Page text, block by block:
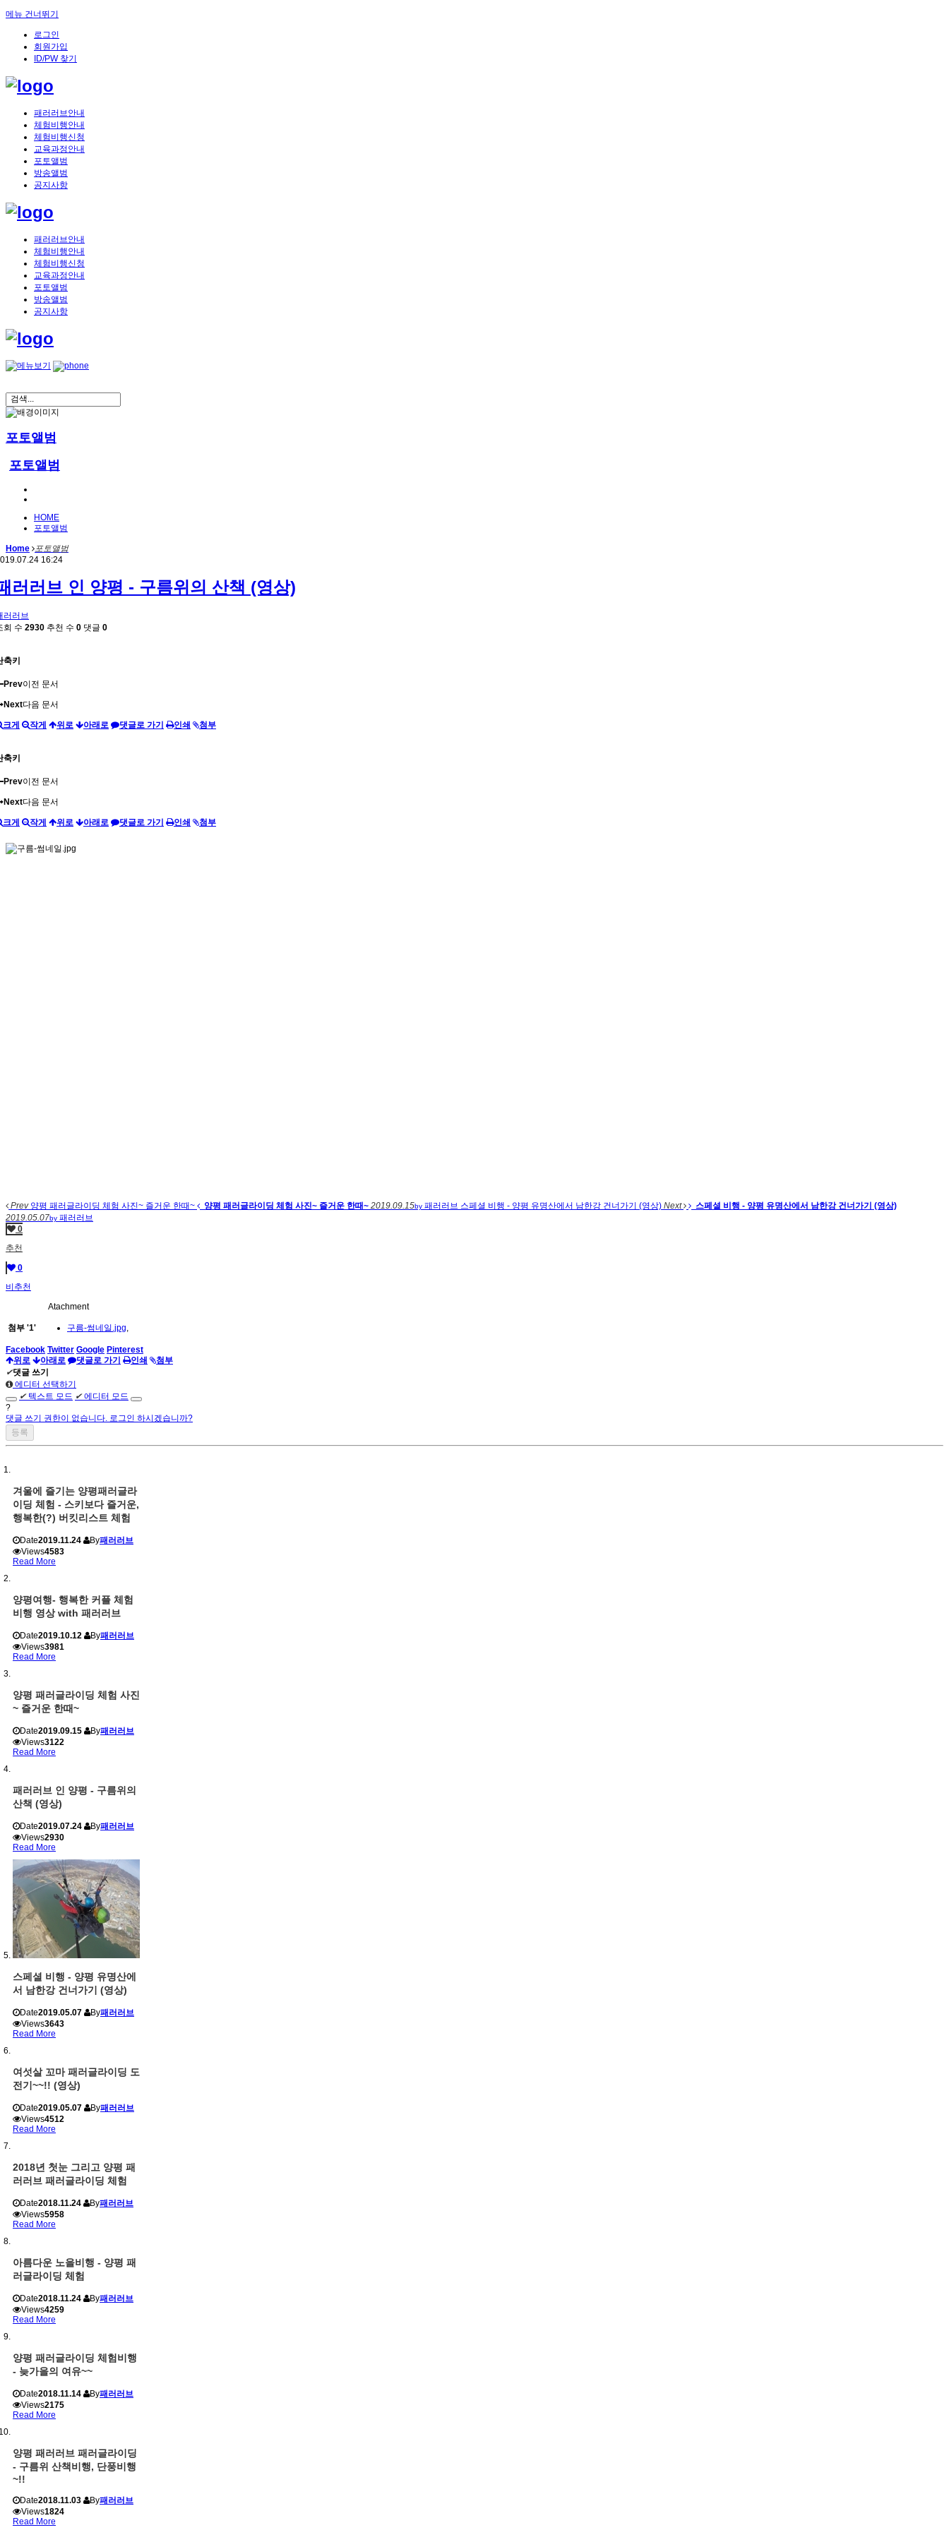
메뉴 건너뛰기
로그인
회원가입
ID/PW 찾기
패러러브안내
체험비행안내
체험비행신청
교육과정안내
포토앨범
방송앨범
공지사항
패러러브안내
체험비행안내
체험비행신청
교육과정안내
포토앨범
방송앨범
공지사항
포토앨범
포토앨범
HOME
포토앨범
Home
포토앨범
16:24
러러브 인 양평 - 구름위의 산책 (영상)
러러브
회 수 2930 추천 수 0 댓글 0
축키
Prev이전 문서
Next다음 문서
크게 작게 위로 아래로 댓글로 가기 인쇄 첨부
축키
Prev이전 문서
Next다음 문서
크게 작게 위로 아래로 댓글로 가기 인쇄 첨부
Prev양평 패러글라이딩 체험 사진~ 즐거운 한때~ 양평 패러글라이딩 체험 사진~ 즐거운 한때~ 2019.09.15by 패러러브 스페셜 비행 - 양평 유명산에서 남한강 건너가기 (영상) Next
스페셜 비행 - 양평 유명산에서 남한강 건너가기 (영상)
2019.05.07by 패러러브
0
추천
0
비추천
Atachment
첨부 '1' 구름-썸네일.jpg
Facebook Twitter Google Pinterest
위로
아래로 댓글로 가기 인쇄
첨부
✔댓글 쓰기
에디터 선택하기
✔ 텍스트 모드 ✔에디터 모드
?
댓글 쓰기 권한이 없습니다. 로그인 하시겠습니까?
겨울에 즐기는 양평패러글라
이딩 체험 - 스키보다 즐거운,
행복한(?) 버킷리스트 체험
Date2019.11.24 By패러러브
Views4583
Read More
양평여행- 행복한 커플 체험
비행 영상 with 패러러브
Date2019.10.12 By패러러브
Views3981
Read More
양평 패러글라이딩 체험 사진
~ 즐거운 한때~
Date2019.09.15 By패러러브
Views3122
Read More
패러러브 인 양평 - 구름위의
산책 (영상)
Date2019.07.24 By패러러브
Views2930
Read More
스페셜 비행 - 양평 유명산에
서 남한강 건너가기 (영상)
Date2019.05.07 By패러러브
Views3643
Read More
여섯살 꼬마 패러글라이딩 도
전기~~!! (영상)
Date2019.05.07 By패러러브
Views4512
Read More
2018년 첫눈 그리고 양평 패
러러브 패러글라이딩 체험
Date2018.11.24 By패러러브
Views5958
Read More
아름다운 노을비행 - 양평 패
러글라이딩 체험
Date2018.11.24 By패러러브
Views4259
Read More
양평 패러글라이딩 체험비행
- 늦가을의 여유~~
Date2018.11.14 By패러러브
Views2175
Read More
양평 패러러브 패러글라이딩
- 구름위 산책비행, 단풍비행
~!!
Date2018.11.03 By패러러브
Views1824
Read More